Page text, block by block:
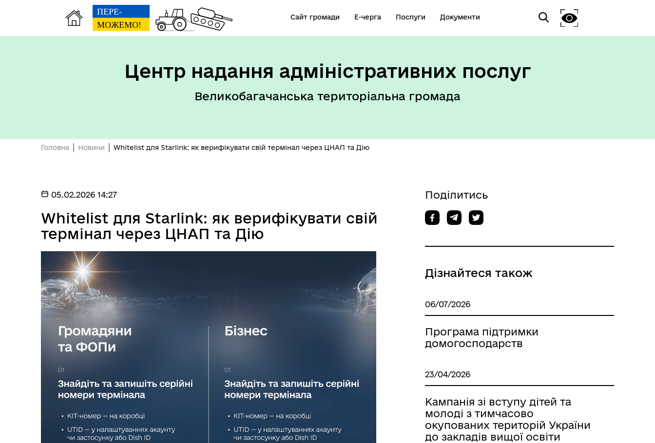
Сайт громади Е-черга Послуги Документи
Центр надання адміністративних послуг
Великобагачанська територіальна громада
Головна Новини Whitelist для Starlink: як верифікувати свій термінал через ЦНАП та Дію
05.02.2026 14:27
Whitelist для Starlink: як верифікувати свій
термінал через ЦНАП та Дію
Поділитись
Дізнайтеся також
06/07/2026
Програма підтримки
домогосподарств
23/04/2026
Кампанія зі вступу дітей та
молоді з тимчасово
окупованих територій України
до закладів вищої освіти